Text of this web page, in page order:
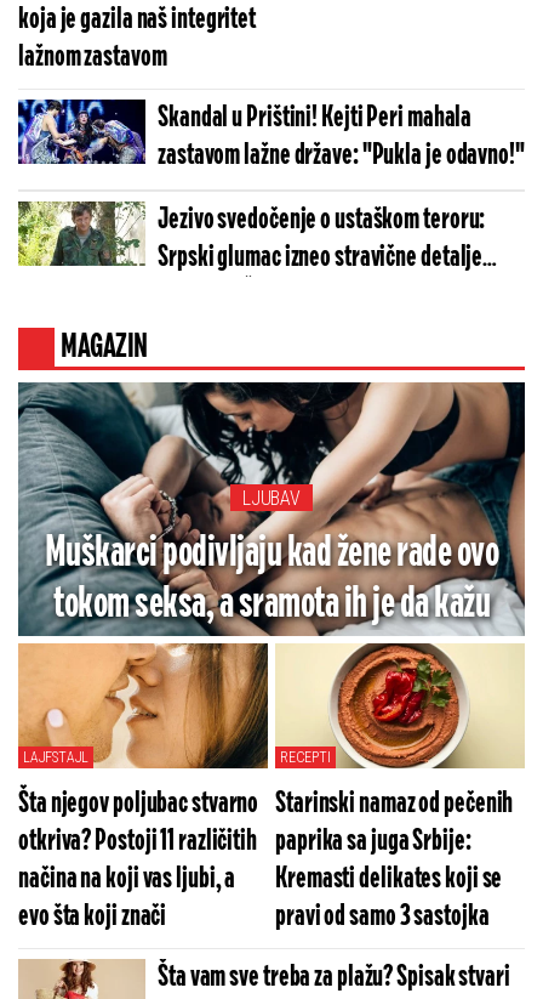
koja je gazila naš integritet
lažnom zastavom
Skandal u Prištini! Kejti Peri mahala
zastavom lažne države: "Pukla je odavno!"
Jezivo svedočenje o ustaškom teroru:
Srpski glumac izneo stravične detalje
MAGAZIN
LJUBAV
Muškarci podivljaju kad žene rade ovo
tokom seksa, a sramota ih je da kažu
LAJFSTAJL
Šta njegov poljubac stvarno
otkriva? Postoji 11 različitih
načina na koji vas ljubi, a
evo šta koji znači
RECEPTI
Starinski namaz od pečenih
paprika sa juga Srbije:
Kremasti delikates koji se
pravi od samo 3 sastojka
Šta vam sve treba za plažu? Spisak stvari